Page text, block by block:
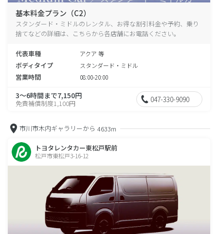
基本料金プラン（C2）
スタンダード・ミドルのレンタル、お得な割引料金や予約、乗り
捨てなどの詳細は、こちらから各店舗にお電話ください。
代表車種 アクア 等
ボディタイプ スタンダード・ミドル
営業時間 08:00-20:00
3～6時間まで7,150円
免責補償制度1,100円 047-330-9090
市川市木内ギャラリーから 4633m
トヨタレンタカー東松戸駅前
松戸市東松戸3-16-12